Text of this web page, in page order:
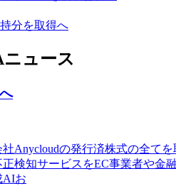
分を取得へ
ュース
Anycloudの発行済株式の全て
検知サービスをEC事業者や
AIお